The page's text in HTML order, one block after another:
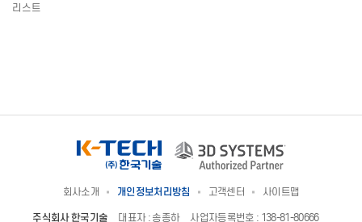
리스트
회사소개 개인정보처리방침 고객센터 사이트맵
주식회사 한국기술 대표자 : 송종하 사업자등록번호 : 138-81-80666